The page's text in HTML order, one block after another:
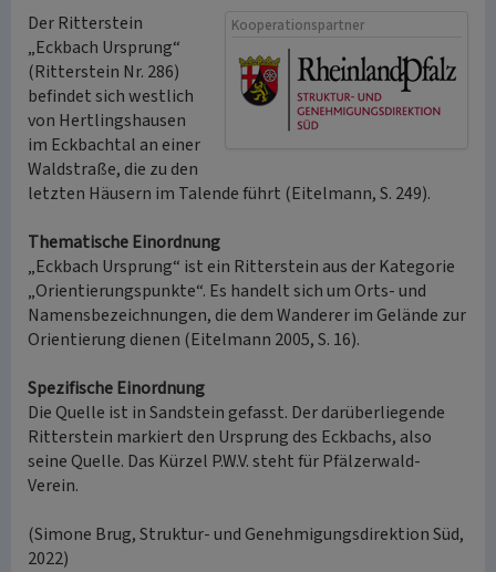
Kooperationspartner
Der Ritterstein
„Eckbach Ursprung“
(Ritterstein Nr. 286)
befindet sich westlich
von Hertlingshausen
im Eckbachtal an einer
Waldstraße, die zu den
letzten Häusern im Talende führt (Eitelmann, S. 249).
Thematische Einordnung
„Eckbach Ursprung“ ist ein Ritterstein aus der Kategorie
„Orientierungspunkte“. Es handelt sich um Orts- und
Namensbezeichnungen, die dem Wanderer im Gelände zur
Orientierung dienen (Eitelmann 2005, S. 16).
Spezifische Einordnung
Die Quelle ist in Sandstein gefasst. Der darüberliegende
Ritterstein markiert den Ursprung des Eckbachs, also
seine Quelle. Das Kürzel P.W.V. steht für Pfälzerwald-
Verein.
(Simone Brug, Struktur- und Genehmigungsdirektion Süd,
2022)